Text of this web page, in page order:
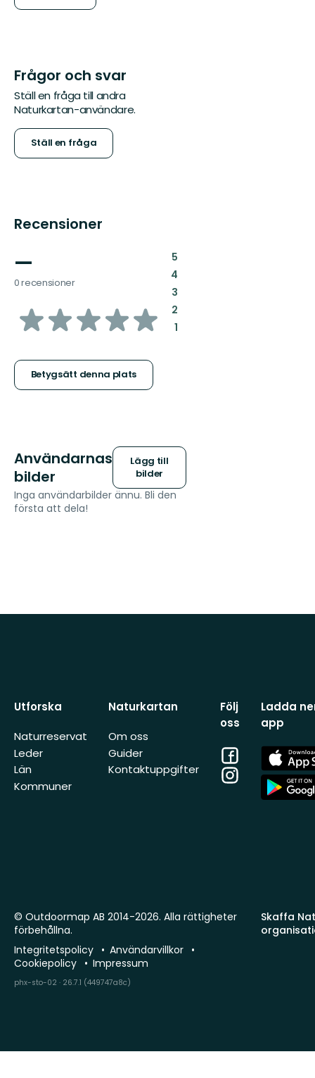
Frågor och svar
Ställ en fråga till andra
Naturkartan-användare.
Ställ en fråga
Recensioner
—
0 recensioner
av
stjärnor
Betygsätt denna plats
5:
4:
3:
2:
1:
Användarnas
bilder
Lägg till
bilder
Inga användarbilder ännu. Bli den
första att dela!
Utforska
Naturreservat
Leder
Län
Kommuner
Naturkartan
Om oss
Guider
Kontaktuppgifter
Följ
oss
Facebook
Instagram
Ladda
app
App
Store
App
Store
Skaffa
© Outdoormap AB 2014-2026. Alla rättigheter
förbehållna.
Integritetspolicy
Användarvillkor
Cookiepolicy
Impressum
phx-sto-02 · 26.7.1 (449747a8c)